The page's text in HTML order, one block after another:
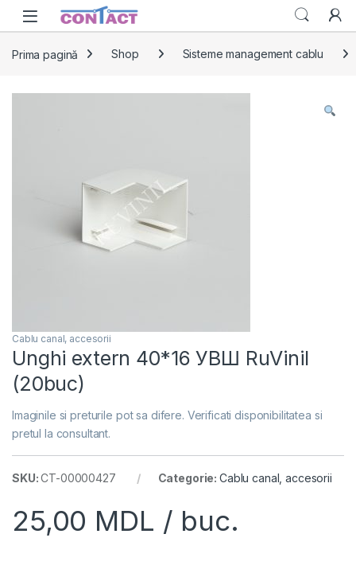
Skip to navigation
Skip to content
Prima pagină Shop Sisteme management cablu
Cablu canal, accesorii
Unghi extern 40*16 УВШ RuVinil
(20buc)
Imaginile si preturile pot sa difere. Verificati disponibilitatea si
pretul la consultant.
SKU:CT-00000427 Categorie: Cablu canal, accesorii
25,00 MDL / buc.